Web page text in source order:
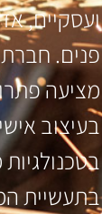
ועסקיים,
פנים.
מציעה
בעיצוב
בתעשיית